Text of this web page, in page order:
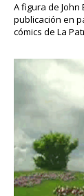
A figura de
publicación en
cómics de La